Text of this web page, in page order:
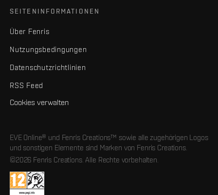
SEITENINFORMATIONEN
Über Fenris
Nutzungsbedingungen
Datenschutzrichtlinien
RSS Feed
Cookies verwalten
EVE Online® und Fenris Creations™ sowie alle zugehörigen Logos
und sonstigen Elemente sind Marken von Fenris Creations.
©2026 Fenris Creations. Alle Rechte vorbehalten.